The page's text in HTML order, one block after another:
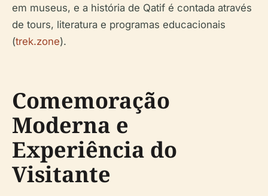
em museus, e a história de Qatif é contada através
de tours, literatura e programas educacionais
(trek.zone).
Comemoração
Moderna e
Experiência do
Visitante